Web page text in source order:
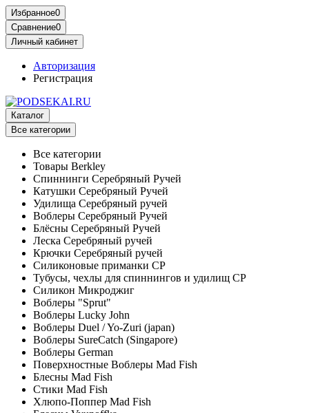
Избранное0
Сравнение0
Личный кабинет
Авторизация
Регистрация
Каталог
Все категории
Все категории
Товары Berkley
Спиннинги Серебряный Ручей
Катушки Серебряный Ручей
Удилища Серебряный ручей
Воблеры Серебряный Ручей
Блёсны Серебряный Ручей
Леска Серебряный ручей
Крючки Серебряный ручей
Силиконовые приманки СР
Тубусы, чехлы для спиннингов и удилищ СР
Силикон Микроджиг
Воблеры "Sprut"
Воблеры Lucky John
Воблеры Duel / Yo-Zuri (japan)
Воблеры SureCatch (Singapore)
Воблеры German
Поверхностные Воблеры Mad Fish
Блесны Mad Fish
Стики Mad Fish
Хлюпо-Поппер Mad Fish